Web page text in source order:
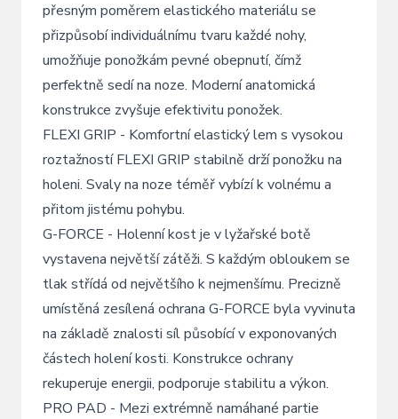
přesným poměrem elastického materiálu se
přizpůsobí individuálnímu tvaru každé nohy,
umožňuje ponožkám pevné obepnutí, čímž
perfektně sedí na noze. Moderní anatomická
konstrukce zvyšuje efektivitu ponožek.
FLEXI GRIP - Komfortní elastický lem s vysokou
roztažností FLEXI GRIP stabilně drží ponožku na
holeni. Svaly na noze téměř vybízí k volnému a
přitom jistému pohybu.
G-FORCE - Holenní kost je v lyžařské botě
vystavena největší zátěži. S každým obloukem se
tlak střídá od největšího k nejmenšímu. Precizně
umístěná zesílená ochrana G-FORCE byla vyvinuta
na základě znalosti síl působící v exponovaných
částech holení kosti. Konstrukce ochrany
rekuperuje energii, podporuje stabilitu a výkon.
PRO PAD - Mezi extrémně namáhané partie